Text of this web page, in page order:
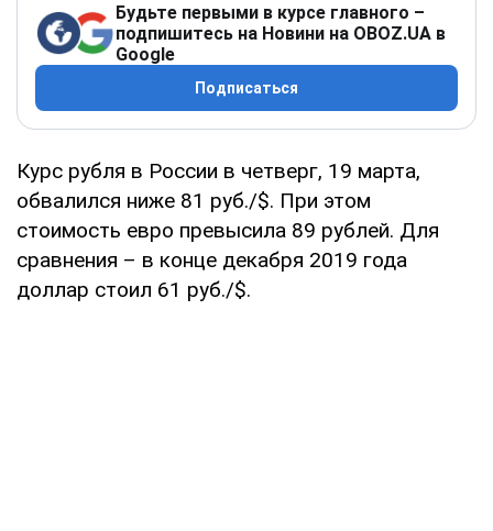
Будьте первыми в курсе главного –
подпишитесь на Новини на OBOZ.UA в
Google
Подписаться
Курс рубля в России в четверг, 19 марта,
обвалился ниже 81 руб./$. При этом
стоимость евро превысила 89 рублей. Для
сравнения – в конце декабря 2019 года
доллар стоил 61 руб./$.